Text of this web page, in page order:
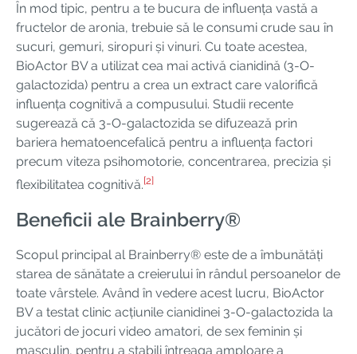
În mod tipic, pentru a te bucura de influența vastă a
fructelor de aronia, trebuie să le consumi crude sau în
sucuri, gemuri, siropuri și vinuri. Cu toate acestea,
BioActor BV a utilizat cea mai activă cianidină (3-O-
galactozida) pentru a crea un extract care valorifică
influența cognitivă a compusului. Studii recente
sugerează că 3-O-galactozida se difuzează prin
bariera hematoencefalică pentru a influența factori
precum viteza psihomotorie, concentrarea, precizia și
flexibilitatea cognitivă.[2]
Beneficii ale Brainberry®
Scopul principal al Brainberry® este de a îmbunătăți
starea de sănătate a creierului în rândul persoanelor de
toate vârstele. Având în vedere acest lucru, BioActor
BV a testat clinic acțiunile cianidinei 3-O-galactozida la
jucători de jocuri video amatori, de sex feminin și
masculin, pentru a stabili întreaga amploare a